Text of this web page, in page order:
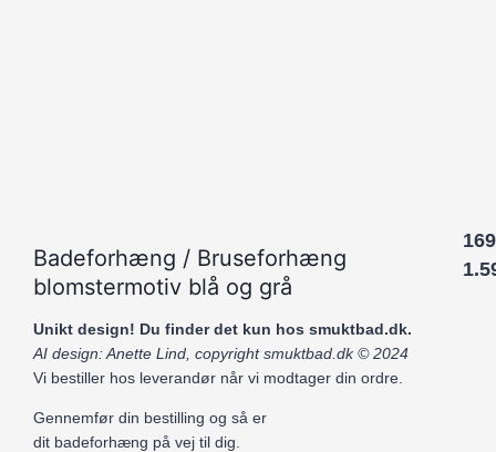
Badeforhæng / Bruseforhæng
blomstermotiv blå og grå
Unikt design! Du finder det kun hos smuktbad.dk.
AI design: Anette Lind, copyright smuktbad.dk © 2024
Vi bestiller hos leverandør når vi modtager din ordre.
Gennemfør din bestilling og så er
dit badeforhæng på vej til dig.